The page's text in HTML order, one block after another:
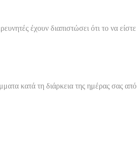
έχουν διαπιστώσει ότι το να είστε
κατά τη διάρκεια της ημέρας σας από